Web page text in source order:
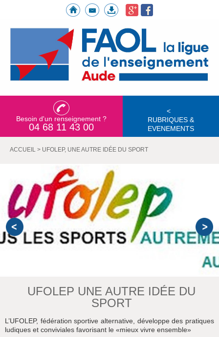
Besoin d'un renseignement ?
04 68 11 43 00
<
RUBRIQUES &
EVENEMENTS
ACCUEIL > UFOLEP, UNE AUTRE IDÉE DU SPORT
UFOLEP UNE AUTRE IDÉE DU
SPORT
L’UFOLEP, fédération sportive alternative, développe des pratiques
ludiques et conviviales favorisant le «mieux vivre ensemble»